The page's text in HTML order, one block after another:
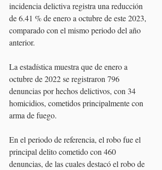
incidencia delictiva registra una reducción
de 6.41 % de enero a octubre de este 2023,
comparado con el mismo periodo del año
anterior.
La estadística muestra que de enero a
octubre de 2022 se registraron 796
denuncias por hechos delictivos, con 34
homicidios, cometidos principalmente con
arma de fuego.
En el periodo de referencia, el robo fue el
principal delito cometido con 460
denuncias, de las cuales destacó el robo de